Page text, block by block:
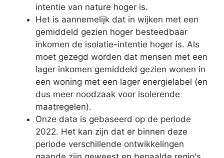
intentie van nature hoger is.
Het is aannemelijk dat in wijken met een
gemiddeld gezien hoger besteedbaar
inkomen de isolatie-intentie hoger is. Als
moet gezegd worden dat mensen met een
lager inkomen gemiddeld gezien wonen in
een woning met een lager energielabel (en
dus meer noodzaak voor isolerende
maatregelen).
Onze data is gebaseerd op de periode
2022. Het kan zijn dat er binnen deze
periode verschillende ontwikkelingen